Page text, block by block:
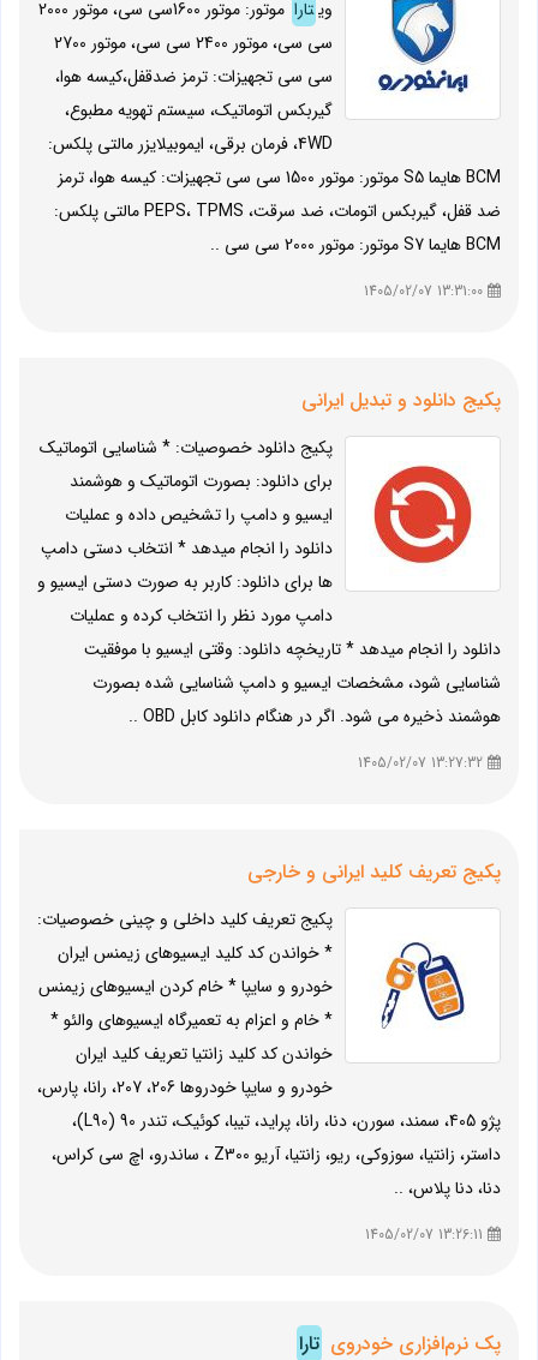
ویتارا
موتور: موتور 1600سی سی، موتور 2000
سی سی، موتور 2400 سی سی، موتور 2700
سی سی تجهیزات: ترمز ضدقفل،کیسه هوا،
گیربکس اتوماتیک، سیستم تهویه مطبوع،
4WD، فرمان برقی، ایموبیلایزر مالتی پلکس:
BCM هایما S5 موتور: موتور 1500 سی سی تجهیزات: کیسه هوا، ترمز
ضد قفل، گیربکس اتومات، ضد سرقت، PEPS، TPMS مالتی پلکس:
BCM هایما S7 موتور: موتور 2000 سی سی ..
پکیج دانلود و تبدیل ایرانی
پکیج دانلود خصوصیات: * شناسایی اتوماتیک
برای دانلود: بصورت اتوماتیک و هوشمند
ایسیو و دامپ را تشخیص داده و عملیات
دانلود را انجام میدهد * انتخاب دستی دامپ
ها برای دانلود: کاربر به صورت دستی ایسیو و
دامپ مورد نظر را انتخاب کرده و عملیات
دانلود را انجام میدهد * تاریخچه دانلود: وقتی ایسیو با موفقیت
شناسایی شود، مشخصات ایسیو و دامپ شناسایی شده بصورت
هوشمند ذخیره می شود. اگر در هنگام دانلود کابل OBD ..
پکیج تعریف کلید ایرانی و خارجی
پکیج تعریف کلید داخلی و چینی خصوصیات:
* خواندن کد کلید ایسیوهای زیمنس ایران
خودرو و سایپا * خام کردن ایسیوهای زیمنس
* خام و اعزام به تعمیرگاه ایسیوهای والئو *
خواندن کد کلید زانتیا تعریف کلید ایران
خودرو و سایپا خودروها 206، 207، رانا، پارس،
پژو 405، سمند، سورن، دنا، رانا، پراید، تیبا، کوئیک، تندر 90 (L90)،
داستر، زانتیا، سوزوکی، ریو، زانتیا، آریو Z300 ، ساندرو، اچ سی کراس،
دنا، دنا پلاس، ..
پک نرم‌افزاری خودروی تارا